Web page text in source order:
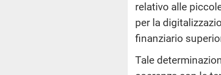
relativo alle
per la
finanziario
Tale